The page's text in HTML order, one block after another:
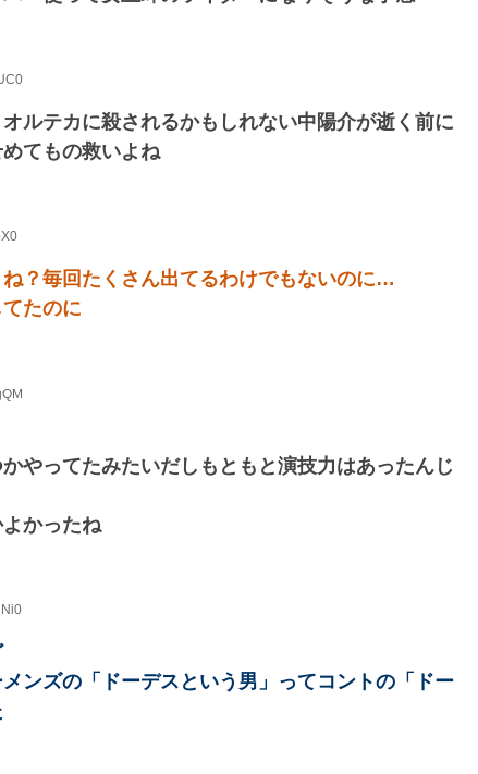
ルテカに殺されるかもしれない中陽介が逝く前に
てもの救いよね
？毎回たくさん出てるわけでもないのに…
たのに
やってたみたいだしもともと演技力はあったんじ
かったね
ンズの「ドーデスという男」ってコントの「ドー